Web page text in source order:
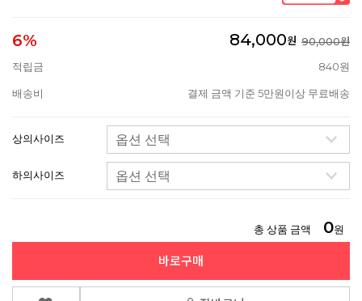
6% 84,000원 90,000원
적립금
840원
배송비 결제 금액 기준 5만원이상 무료배송
상의사이즈
하의사이즈
총 상품 금액 0원
바로구매